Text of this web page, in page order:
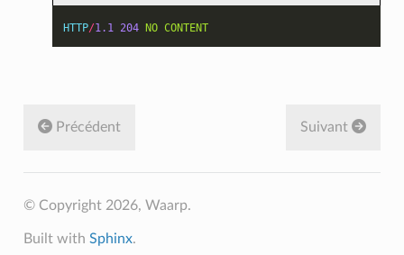
HTTP/1.1 204 NO CONTENT
Suivant
Précédent
© Copyright 2026, Waarp.
Built with Sphinx.